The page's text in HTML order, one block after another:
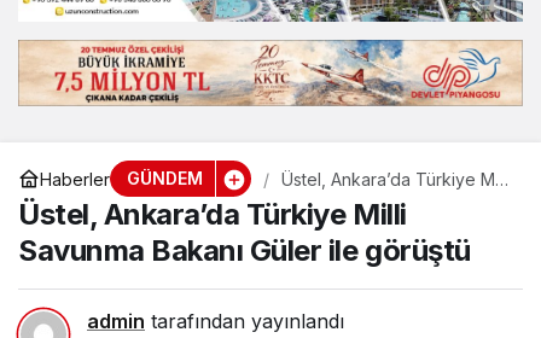
Haberler GÜNDEM
Üstel, Ankara’da Türkiye Milli
Savunma Bakanı Güler ile
görüştü
Üstel, Ankara’da Türkiye Milli
Savunma Bakanı Güler ile görüştü
admin tarafından yayınlandı